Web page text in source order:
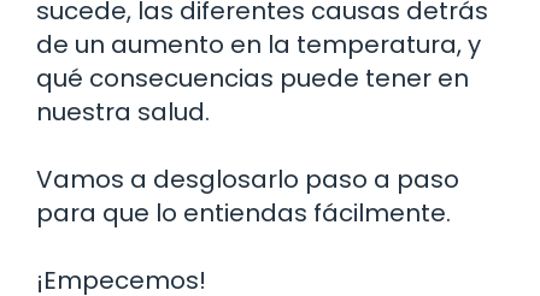
sucede, las diferentes causas detrás
de un aumento en la temperatura, y
qué consecuencias puede tener en
nuestra salud.
Vamos a desglosarlo paso a paso
para que lo entiendas fácilmente.
¡Empecemos!